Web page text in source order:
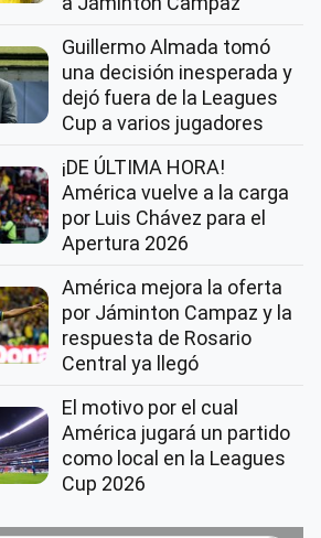
Guillermo Almada tomó
una decisión inesperada y
dejó fuera de la Leagues
Cup a varios jugadores
¡DE ÚLTIMA HORA!
América vuelve a la carga
por Luis Chávez para el
Apertura 2026
América mejora la oferta
por Jáminton Campaz y la
respuesta de Rosario
Central ya llegó
El motivo por el cual
América jugará un partido
como local en la Leagues
Cup 2026